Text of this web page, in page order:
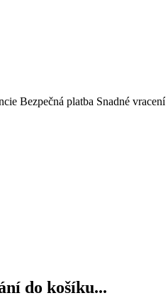
Bezpečná platba Snadné vracení
do košíku...